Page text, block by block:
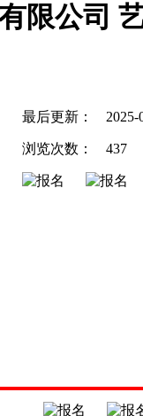
限公司
最后更新： 2025-
浏览次数： 437